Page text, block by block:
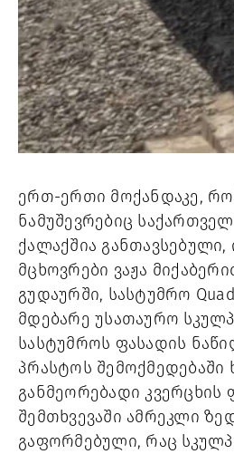
ერთ-ერთი მოქანდაკე,
ნამუშევრებიც
ქალაქშია განთავსებული,
მცხოვრები ვაჟა
გუდაურში, სასტუმრო
მდებარე უსათაურო
სასტუმროს ფასადის
პრასტოს შემოქმედებაში
განმეორებადი კვერცხის
შემთხვევაში ამრეკლი
გაფორმებული, რაც